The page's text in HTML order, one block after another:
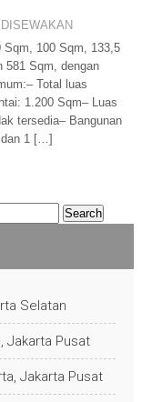
DISEWAKAN
Sqm, 100 Sqm, 133,5
581 Sqm, dengan
Total luas
1.200 Sqm– Luas
tersedia– Bangunan
dan 1 […]
Selatan
Jakarta Pusat
Jakarta Pusat